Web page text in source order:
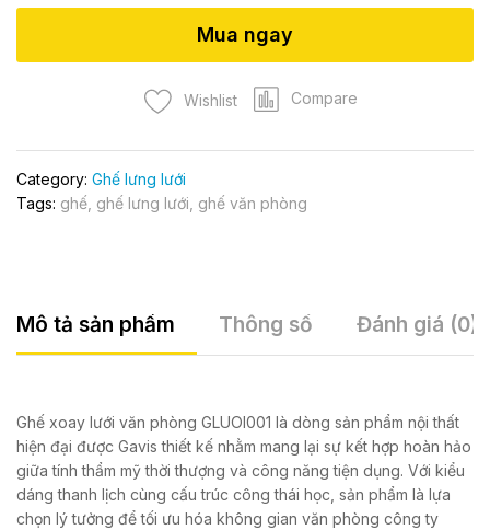
quantity
Wishlist Compare
Mua ngay
Category: Ghế lưng lưới
Tags: ghế ghế lưng lưới ghế văn phòng
Mô tả sản phẩm Thông số Đánh giá (0)
Ghế xoay lưới văn phòng GLUOI001 là dòng sản phẩm nội thất
hiện đại được Gavis thiết kế nhằm mang lại sự kết hợp hoàn hảo
giữa tính thẩm mỹ thời thượng và công năng tiện dụng. Với kiểu
dáng thanh lịch cùng cấu trúc công thái học, sản phẩm là lựa
chọn lý tưởng để tối ưu hóa không gian văn phòng công ty